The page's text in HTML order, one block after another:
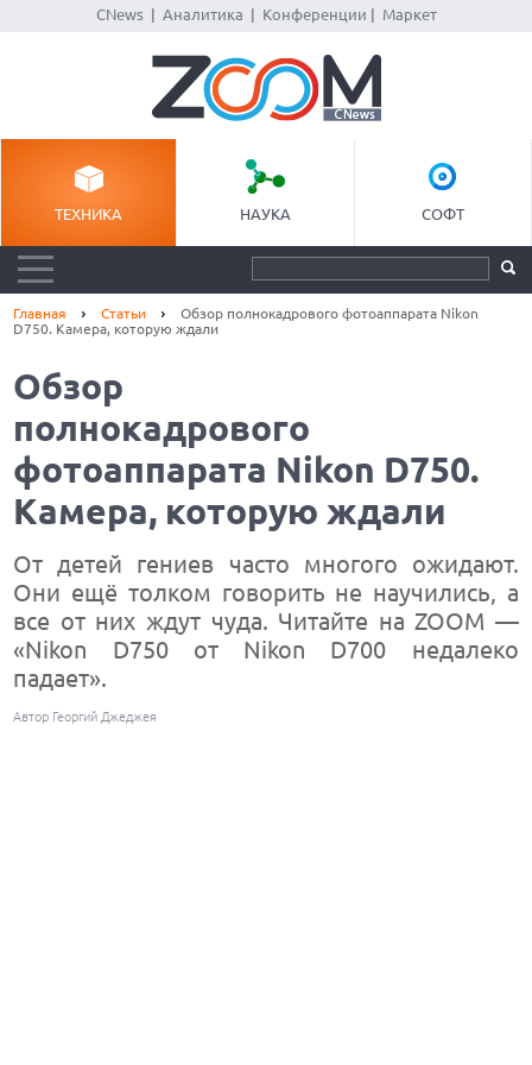
CNews| Аналитика Конференции Маркет
ТЕХНИКА НАУКА СОФТ
Главная Статьи
Обзор полнокадрового фотоаппарата Nikon
D750. Камера, которую ждали
Обзор
полнокадрового
фотоаппарата Nikon D750.
Камера, которую ждали
От детей гениев часто многого ожидают.
Они ещё толком говорить не научились, а
все от них ждут чуда. Читайте на ZOOM —
«Nikon D750 от Nikon D700 недалеко
падает».
Автор Георгий Джеджея